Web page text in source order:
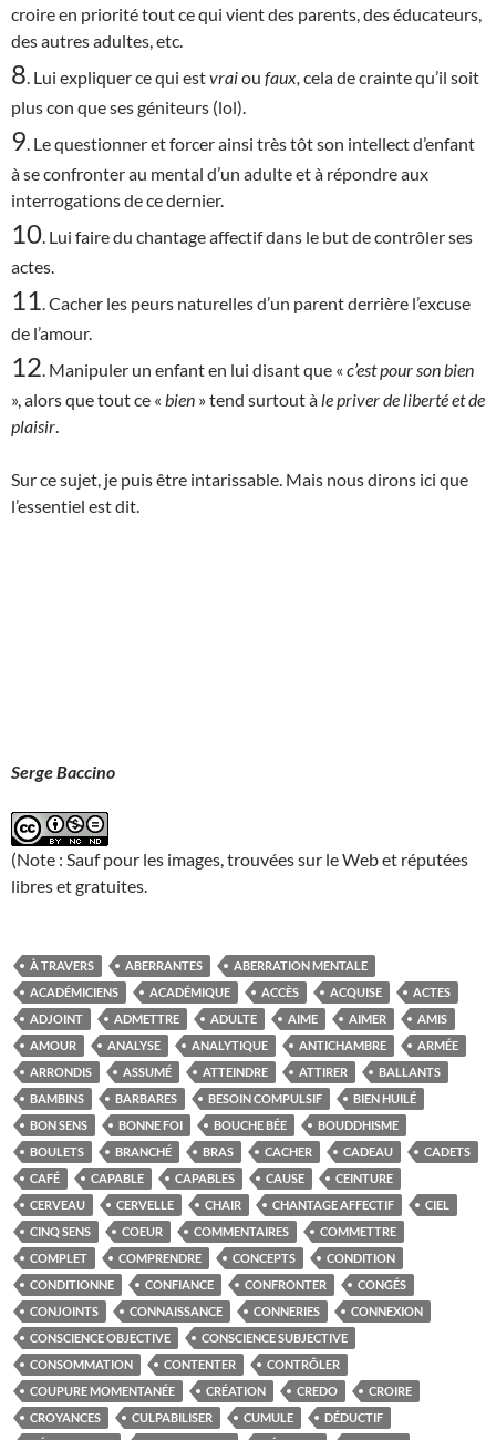
croire en priorité tout ce qui vient des parents, des éducateurs,
des autres adultes, etc.
8 . Lui expliquer ce qui estvraiou faux, cela de crainte qu’il soit
plus con que ses géniteurs (lol).
9 . Le questionner et forcer ainsi très tôt son intellect d’enfant
à se confronter au mental d’un adulte et à répondre aux
interrogations de ce dernier.
10 . Lui faire du chantage affectif dans le but de contrôler ses
actes.
11 . Cacher les peurs naturelles d’un parent derrière l’excuse
de l’amour.
12 . Manipuler un enfant en lui disant que « c’estpour son bien
», alors que tout ce « bien » tend surtout à le priver de liberté et de
plaisir
Sur ce sujet, je puis être intarissable. Mais nous dirons ici que
l’essentiel est dit.
Serge Baccino
(Note : Sauf pour les images, trouvées sur le Web et réputées
libres et gratuites.
À TRAVERS ABERRANTES
ABERRATION MENTALE
ACADÉMICIENS
ACADÉMIQUE ACCÈS ACQUISE
ACTES
ADJOINT
ADMETTRE ADULTE AIME AIMER
AMIS
AMOUR
ANALYSE ANALYTIQUE ANTICHAMBRE
ARMÉE
ARRONDIS
ASSUMÉ ATTEINDRE ATTIRER
BALLANTS
BAMBINS
BARBARES BESOIN COMPULSIF
BIEN HUILÉ
BON SENS
BONNE FOI BOUCHE BÉE
BOUDDHISME
BOULETS
BRANCHÉ BRAS CACHER CADEAU
CADETS
CAFÉ
CAPABLE CAPABLES CAUSE
CEINTURE
CERVEAU
CERVELLE CHAIR CHANTAGE AFFECTIF
CIEL
CINQ SENS
COEUR COMMENTAIRES
COMMETTRE
COMPLET
COMPRENDRE CONCEPTS
CONDITION
CONDITIONNE
CONFIANCE CONFRONTER
CONGÉS
CONJOINTS
CONNAISSANCE CONNERIES
CONNEXION
CONSCIENCE OBJECTIVE
CONSCIENCE SUBJECTIVE
CONSOMMATION
CONTENTER
CONTRÔLER
COUPURE MOMENTANÉE
CRÉATION CREDO
CROIRE
CROYANCES
CULPABILISER CUMULE
DÉDUCTIF